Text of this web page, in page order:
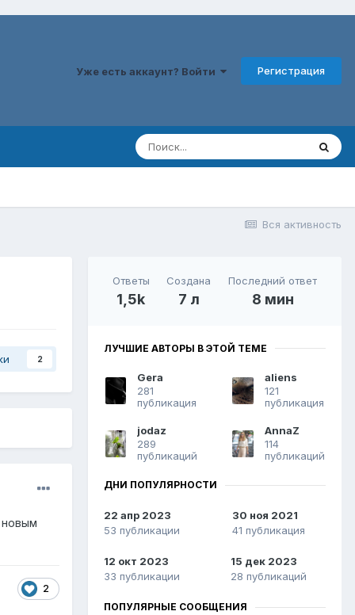
Уже есть аккаунт? Войти Регистрация
Вся активность
2
2
Ответы
1,5k
Создана
7 л
Последний ответ
8 мин
ЛУЧШИЕ АВТОРЫ В ЭТОЙ ТЕМЕ
Gera
281
публикация
aliens
121
публикация
jodaz
289
публикаций
AnnaZ
114
публикаций
ДНИ ПОПУЛЯРНОСТИ
22 апр 2023
53 публикации
30 ноя 2021
41 публикация
12 окт 2023
33 публикации
15 дек 2023
28 публикаций
ПОПУЛЯРНЫЕ СООБЩЕНИЯ